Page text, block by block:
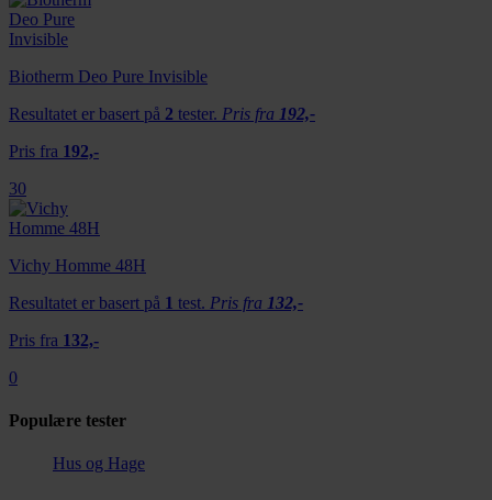
Biotherm Deo Pure Invisible
Resultatet er basert på 2 tester. Pris fra 192,-
Pris fra 192,-
30
Vichy Homme 48H
Resultatet er basert på 1 test. Pris fra 132,-
Pris fra 132,-
0
Populære tester
Hus og Hage